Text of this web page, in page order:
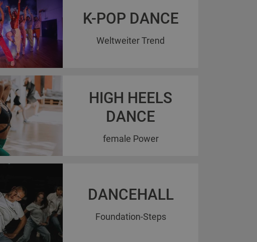
K-POP DANCE
Weltweiter Trend
HIGH HEELS
DANCE
female Power
DANCEHALL
Foundation-Steps